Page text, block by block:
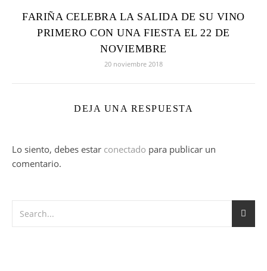
FARIÑA CELEBRA LA SALIDA DE SU VINO
PRIMERO CON UNA FIESTA EL 22 DE
NOVIEMBRE
20 noviembre 2018
DEJA UNA RESPUESTA
Lo siento, debes estar conectado para publicar un
comentario.